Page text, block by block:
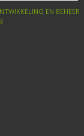
EN BEHEER